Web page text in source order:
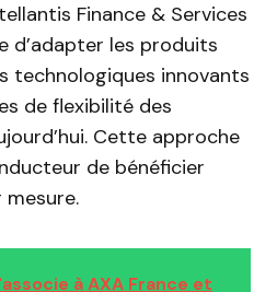
Finance & Services
d’adapter les produits
technologiques innovants
de flexibilité des
Cette approche
de bénéficier
mesure.
à AXA France et